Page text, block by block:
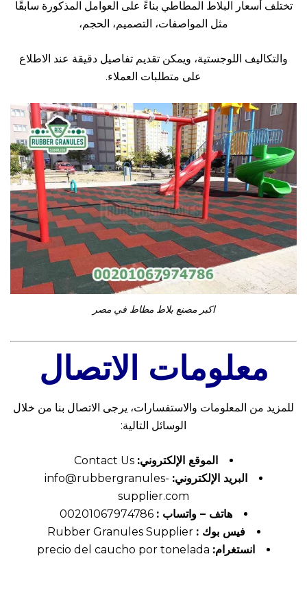
تختلف أسعار البلاط المطاطي بناءً على العوامل المذكورة سابقًا
مثل المواصفات، التصميم، الحجم،
والتكاليف اللوجستية، ويمكن تقديم تفاصيل دقيقة عند الاطلاع
على متطلبات العملاء.
اكبر مصنع بلاط مطاط في مصر
معلومات الاتصال
للمزيد من المعلومات والاستفسارات، يرجى الاتصال بنا من خلال
الوسائل التالية:
الموقع الإلكتروني: Contact Us
البريد الإلكتروني: info@rubbergranules-
supplier.com
هاتف – واتساب :
فيس بوك : Rubber Granules Supplier
انستغرام: precio del caucho por tonelada